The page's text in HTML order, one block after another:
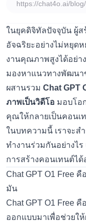
ในยุคดิจิทัลปัจจุบัน ผู้ส
อัจฉริยะอย่างไม่หยุด
งานคุณภาพสูงได้อย่า
มองหาแนวทางพัฒนา
ผสานรวม Chat GPT
ภาพเป็นวิดีโอ มอบโอ
คุณให้กลายเป็นคอนเ
ในบทความนี้ เราจะส
ทำงานร่วมกันอย่างไ
การสร้างคอนเทนต์ได้
Chat GPT O1 Free
มัน
Chat GPT O1 Free คื
ออกแบบมาเพื่อช่วยใ